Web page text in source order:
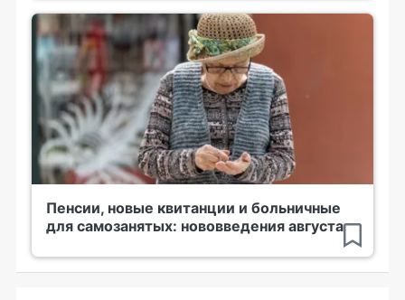
Пенсии, новые квитанции и больничные
для самозанятых: нововведения августа